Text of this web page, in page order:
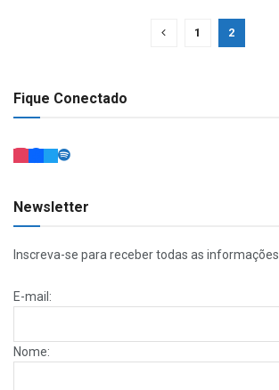
1 2
Fique Conectado
Newsletter
Inscreva-se para receber todas as informações
E-mail:
Nome: